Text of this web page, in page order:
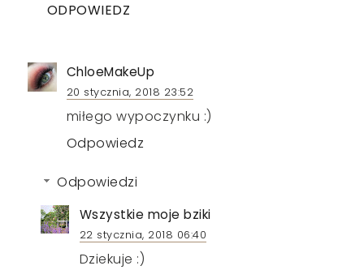
ODPOWIEDZ
ChloeMakeUp
20 stycznia, 2018 23:52
miłego wypoczynku :)
Odpowiedz
Odpowiedzi
Wszystkie moje bziki
22 stycznia, 2018 06:40
Dziekuje :)